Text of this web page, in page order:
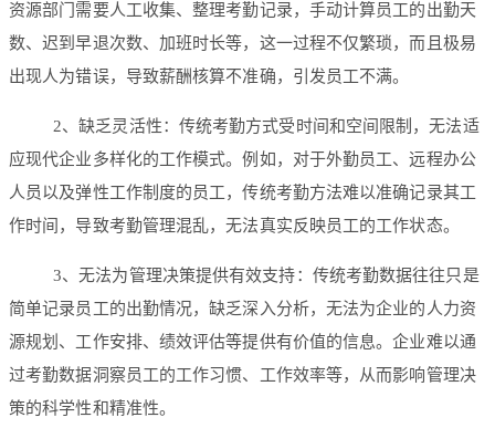
资源部门需要人工收集、整理考勤记录，手动计算员工的出勤天
数、迟到早退次数、加班时长等，这一过程不仅繁琐，而且极易
出现人为错误，导致薪酬核算不准确，引发员工不满。
2、缺乏灵活性：传统考勤方式受时间和空间限制，无法适
应现代企业多样化的工作模式。例如，对于外勤员工、远程办公
人员以及弹性工作制度的员工，传统考勤方法难以准确记录其工
作时间，导致考勤管理混乱，无法真实反映员工的工作状态。
3、无法为管理决策提供有效支持：传统考勤数据往往只是
简单记录员工的出勤情况，缺乏深入分析，无法为企业的人力资
源规划、工作安排、绩效评估等提供有价值的信息。企业难以通
过考勤数据洞察员工的工作习惯、工作效率等，从而影响管理决
策的科学性和精准性。